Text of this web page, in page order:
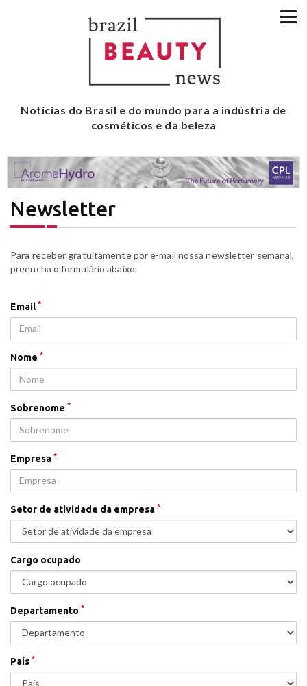
Notícias do Brasil e do mundo para a indústria de
cosméticos e da beleza
Newsletter
Para receber gratuitamente por e-mail nossa newsletter semanal,
preencha o formulário abaixo.
Email*
Nome *
Sobrenome *
Empresa *
Setor de atividade da empresa *
Cargo ocupado
Departamento *
País *